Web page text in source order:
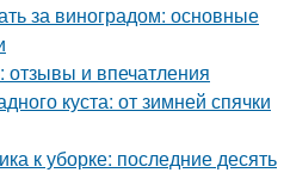
за виноградом: основные
и впечатления
куста: от зимней спячки
к уборке: последние десять